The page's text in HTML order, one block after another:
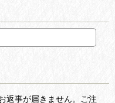
返事が届きません。ご注